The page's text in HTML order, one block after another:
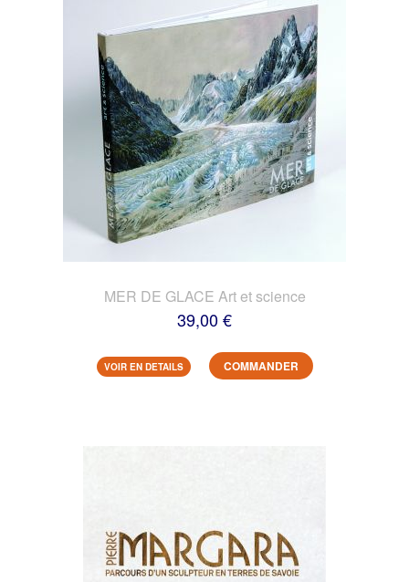
MER DE GLACE Art et science
39,00 €
VOIR EN DETAILS COMMANDER